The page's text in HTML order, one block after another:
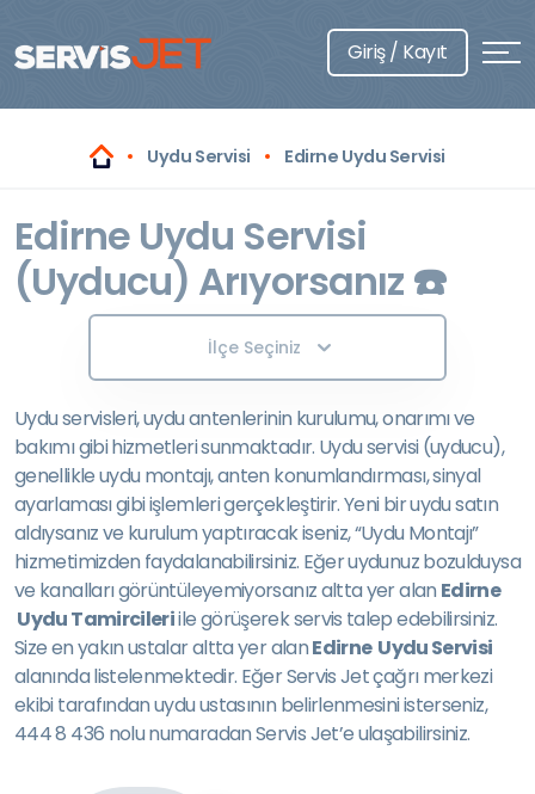
Giriş / Kayıt
Uydu Servisi Edirne Uydu Servisi
Edirne Uydu Servisi
(Uyducu) Arıyorsanız ☎️
İlçe Seçiniz
Uydu servisleri, uydu antenlerinin kurulumu, onarımı ve
bakımı gibi hizmetleri sunmaktadır. Uydu servisi (uyducu),
genellikle uydu montajı, anten konumlandırması, sinyal
ayarlaması gibi işlemleri gerçekleştirir. Yeni bir uydu satın
aldıysanız ve kurulum yaptıracak iseniz, “Uydu Montajı”
hizmetimizden faydalanabilirsiniz. Eğer uydunuz bozulduysa
ve kanalları görüntüleyemiyorsanız altta yer alan Edirne
Uydu Tamircileriile görüşerek servis talep edebilirsiniz.
Size en yakın ustalar altta yer alanEdirne Uydu Servisi
alanında listelenmektedir. Eğer Servis Jet çağrı merkezi
ekibi tarafından uydu ustasının belirlenmesini isterseniz,
444 8 436 nolu numaradan Servis Jet’e ulaşabilirsiniz.